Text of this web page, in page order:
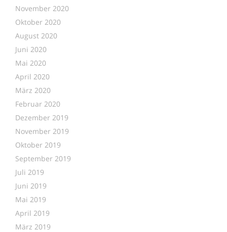
November 2020
Oktober 2020
August 2020
Juni 2020
Mai 2020
April 2020
März 2020
Februar 2020
Dezember 2019
November 2019
Oktober 2019
September 2019
Juli 2019
Juni 2019
Mai 2019
April 2019
März 2019